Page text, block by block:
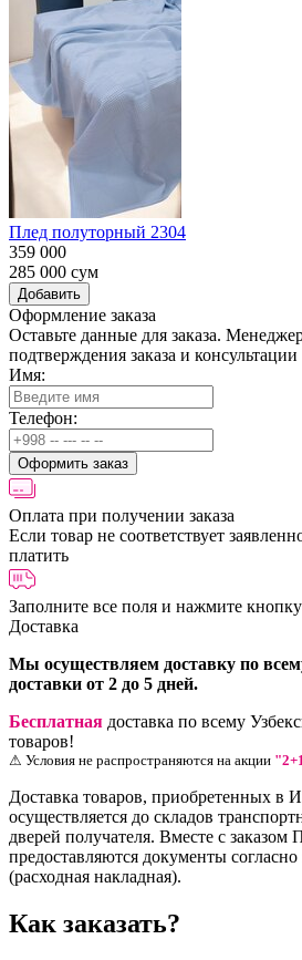
Плед полуторный 2304
359 000
285 000 сум
Добавить
Оформление заказа
Оставьте данные для заказа.
подтверждения заказа и консультации
Имя:
Телефон:
Оформить заказ
Оплата при получении заказа
Если товар не соответствует
платить
Заполните все поля и нажмите кнопку
Доставка
Мы осуществляем доставку по
доставки от 2 до 5 дней.
Бесплатная доставка по всему
товаров!
⚠ Условия не распространяются на акции
Доставка товаров, приобретенных в
осуществляется до складов
дверей получателя. Вместе с заказом
предоставляются документы согласно
(расходная накладная).
Как заказать?